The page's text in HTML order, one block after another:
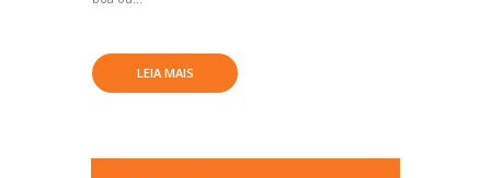
LEIA MAIS